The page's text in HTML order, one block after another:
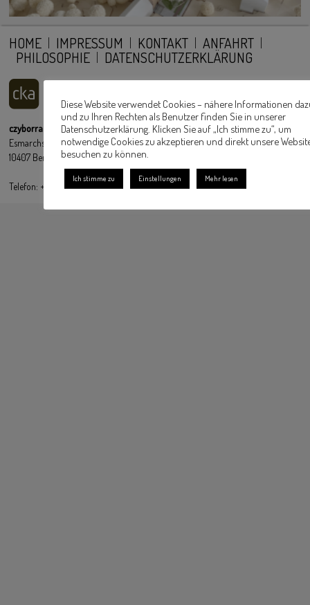
HOME IMPRESSUM KONTAKT
ANFAHRT
PHILOSOPHIE
DATENSCHUTZERKLÄRUNG
czyborra klingbeil architekturwerkstatt Partnerschaft mbB
Esmarchstraße 3
10407 Berlin
Telefon: +49 30 6396 51 54 51
Diese Website verwendet Cookies – nähere Informationen
und zu Ihren Rechten als Benutzer finden Sie in unserer
Datenschutzerklärung. Klicken Sie auf „Ich stimme zu“, um
notwendige Cookies zu akzeptieren und direkt unsere
besuchen zu können.
Ich stimme zu Einstellungen Mehr lesen